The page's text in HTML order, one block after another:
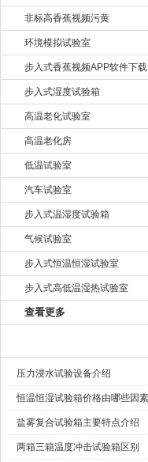
非标高香蕉视频污黄
环境模拟试验室
步入式香蕉视频APP软件下载
步入式湿度试验箱
高温老化试验室
高温老化房
低温试验室
汽车试验室
步入式温湿度试验箱
气候试验室
步入式恒温恒湿试验室
步入式高低温湿热试验室
查看更多
压力浸水试验设备介绍
盐雾复合试验箱主要特点介绍
两箱三箱温度冲击试验箱区别